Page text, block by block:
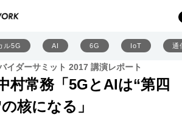
ル5G AI 6G IoT 通
イダーサミット 2017 講演レポート
村常務「5GとAIは“第四
核になる」